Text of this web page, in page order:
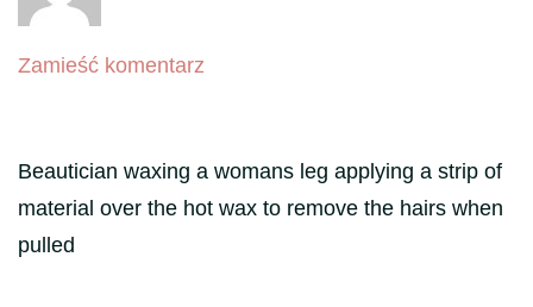
Zamieść komentarz
Beautician waxing a womans leg applying a strip of
material over the hot wax to remove the hairs when
pulled